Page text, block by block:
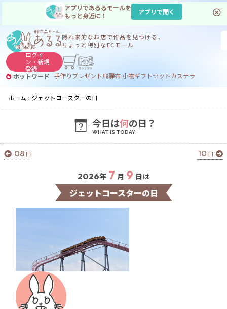
アプリであるるモールを
もっと身近に！
アプリで開く
隠れ家的なお店で作品を見つける、
ちょっと特別なECモール
ログイ
ン・新規
登録
ホットワード 手作りプレゼント飛騨布 小物ギフトセットカステラ
サヌカイト コーヒー
ジンギスカン
ホーム
ジェットコースターの日
今日は何の日？
08日 10 日
2026年 7 月 9 日は
ジェットコースターの日